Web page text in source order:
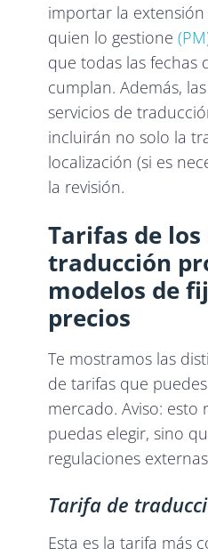
importar la
quien lo gestione
que todas las fechas
cumplan. Además,
servicios de
incluirán no solo la
localización (si es
la revisión.
Tarifas de
traducción
modelos de
precios
Te mostramos las
de tarifas que
mercado. Aviso: esto
puedas elegir, sino
regulaciones
Tarifa de
Esta es la tarifa más